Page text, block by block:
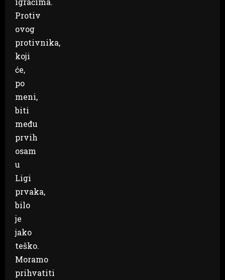
Protiv
ovog
protivnika,
koji
će,
po
meni,
biti
među
prvih
osam
u
Ligi
prvaka,
bilo
je
jako
teško.
Moramo
prihvatiti